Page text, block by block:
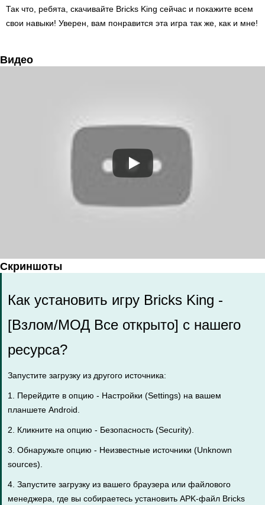
Так что, ребята, скачивайте Bricks King сейчас и покажите всем
свои навыки! Уверен, вам понравится эта игра так же, как и мне!
Видео
Скриншоты
Как установить игру Bricks King -
[Взлом/МОД Все открыто] с нашего
ресурса?
Запустите загрузку из другого источника:
1. Перейдите в опцию - Настройки (Settings) на вашем
планшете Android.
2. Кликните на опцию - Безопасность (Security).
3. Обнаружьте опцию - Неизвестные источники (Unknown
sources).
4. Запустите загрузку из вашего браузера или файлового
менеджера, где вы собираетесь установить APK-файл Bricks